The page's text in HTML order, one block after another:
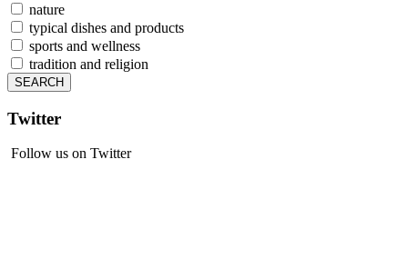
nature
typical dishes and products
sports and wellness
tradition and religion
Twitter
Follow us on Twitter